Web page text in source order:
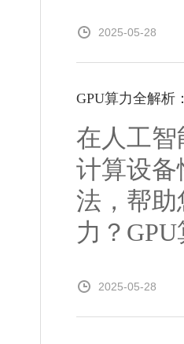
2025-05-28
GPU算力全解析
在人工智
计算设备
法，帮
力？
2025-05-28